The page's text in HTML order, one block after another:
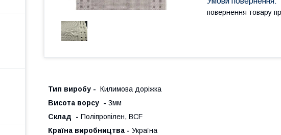
повернення товару
Тип виробу - Килимова доріжка
Висота ворсу - 3мм
Склад - Поліпропілен, BCF
Країна виробництва - Україна